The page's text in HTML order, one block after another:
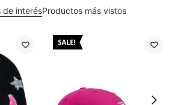
de interésProductos más vistos